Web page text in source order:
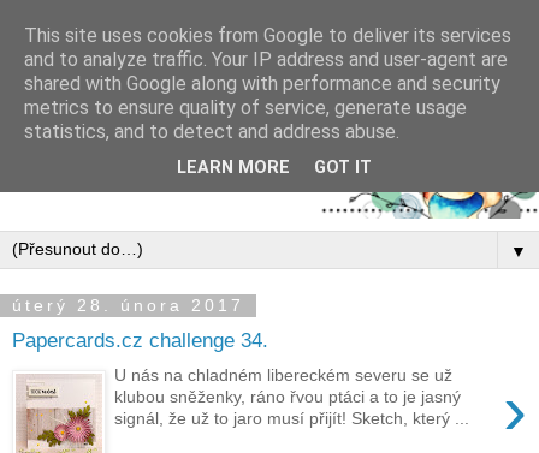
▼
úterý 28. února 2017
Papercards.cz challenge 34.
›
U nás na chladném libereckém severu se už
klubou sněženky, ráno řvou ptáci a to je jasný
signál, že už to jaro musí přijít! Sketch, který ...
This site uses cookies from Google to deliver its services
and to analyze traffic. Your IP address and user-agent are
shared with Google along with performance and security
metrics to ensure quality of service, generate usage
statistics, and to detect and address abuse.
LEARN MORE GOT IT